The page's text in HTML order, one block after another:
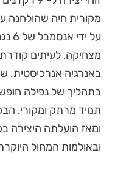
מקורית חיה שהולחנה
על
מצחיקה, לעיתים
באנרגיה אנרכיסטית.
בתהליך של נפילה
ומאז הועלתה היצירה
ובאולמות המחול